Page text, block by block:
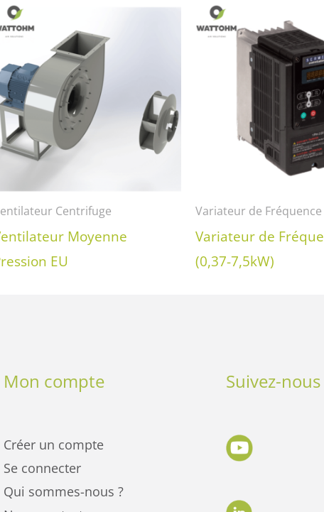
Centrifuge
Moyenne
EU
Variateur de Fréquence
Variateur de
(0,37-7,5kW)
Mon compte
Créer un compte
Se connecter
Qui sommes-nous ?
Suivez-nous